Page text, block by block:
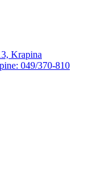
Krapina
049/370-810